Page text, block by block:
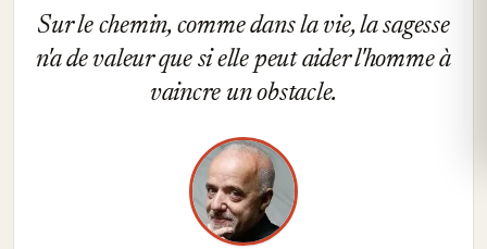
Sur le chemin, comme dans la vie, la sagesse
n'a de valeur que si elle peut aider l'homme à
vaincre un obstacle.